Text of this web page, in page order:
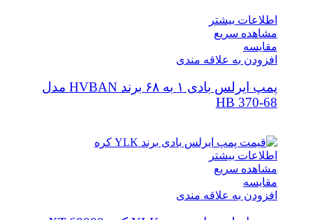
اطلاعات بیشتر
مشاهده سریع
مقایسه
افزودن به علاقه مندی
پمپ ایرلس بادی ۱ به ۶۸ برند HVBAN مدل
HB 370-68
اطلاعات بیشتر
مشاهده سریع
مقایسه
افزودن به علاقه مندی